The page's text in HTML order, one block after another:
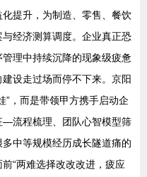
提升，为制造、零售、餐饮
经济测算调度。企业真正恐
理中持续沉降的现象级疲惫
设走过场而停不下来。京阳
”，而是带领甲方携手启动企
—流程梳理、团队心智模型筛
中等规模经历成长隧道痛的
“两难选择改改改进，疲应